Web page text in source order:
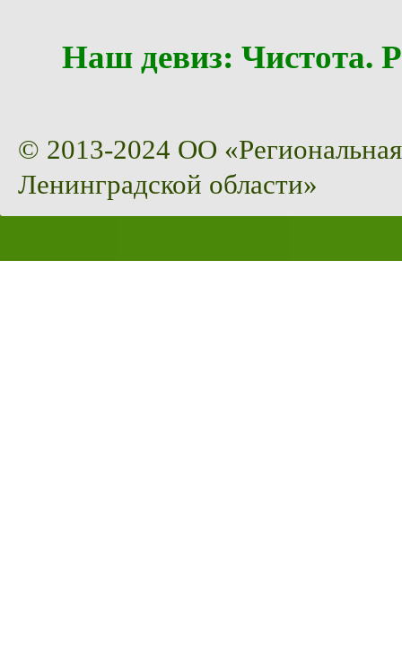
Наш девиз:
© 2013-2024 ОО
Ленинградской области»